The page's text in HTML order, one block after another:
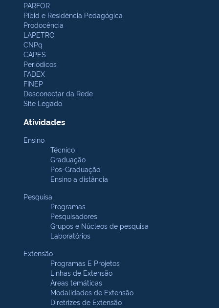
PARFOR
Pibid e Residência Pedagógica
Prodocência
LAPETRO
CNPq
CAPES
Periódicos
FADEX
FINEP
Desconectar da Rede
Site Legado
Atividades
Ensino
Técnico
Graduação
Pós-Graduação
Ensino a distância
Pesquisa
Programas
Pesquisadores
Grupos e Núcleos de pesquisa
Laboratórios
Extensão
Programas E Projetos
Linhas de Extensão
Áreas temáticas
Modalidades de Extensão
Diretrizes de Extensão